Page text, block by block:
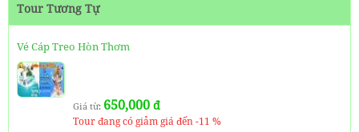
Tour Tương Tự
Vé Cáp Treo Hòn Thơm
Giá từ: 650,000 đ
Tour đang có giảm giá đến -11 %